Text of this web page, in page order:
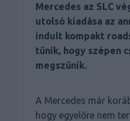
Mercedes az SLC
utolsó kiadása az
indult kompakt
tűnik, hogy szépen
megszűnik.
A Mercedes már
hogy egyelőre nem